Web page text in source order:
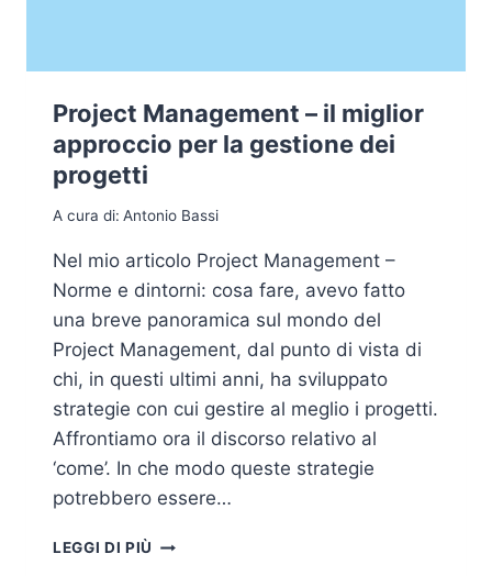
Project Management – il miglior
approccio per la gestione dei
progetti
A cura di: Antonio Bassi
Nel mio articolo Project Management –
Norme e dintorni: cosa fare, avevo fatto
una breve panoramica sul mondo del
Project Management, dal punto di vista di
chi, in questi ultimi anni, ha sviluppato
strategie con cui gestire al meglio i progetti.
Affrontiamo ora il discorso relativo al
‘come’. In che modo queste strategie
potrebbero essere…
LEGGI DI PIÙ PROJECT